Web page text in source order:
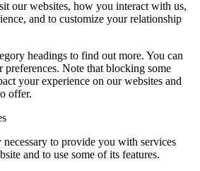
our websites, how you interact with us,
and to customize your relationship
headings to find out more. You can
preferences. Note that blocking some
your experience on our websites and
offer.
necessary to provide you with services
and to use some of its features.